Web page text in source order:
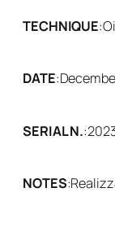
TECHNIQUE:
DATE:
SERIAL N.:
NOTES: